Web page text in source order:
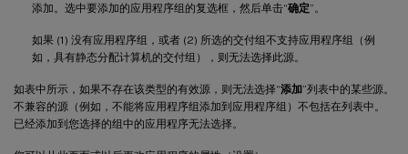
添加。选中要添加的应用程序组的复选框，然后单击“确定”。
如果 (1) 没有应用程序组，或者 (2) 所选的交付组不支持应用程序组（例
如，具有静态分配计算机的交付组），则无法选择此源。
如表中所示，如果不存在该类型的有效源，则无法选择“添加”列表中的某些源。
不兼容的源（例如，不能将应用程序组添加到应用程序组）不包括在列表中。
已经添加到您选择的组中的应用程序无法选择。